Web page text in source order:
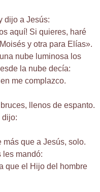
dijo a Jesús:
aquí! Si quieres, haré
y otra para Elías».
nube luminosa los
la nube decía:
me complazco.
llenos de espanto.
dijo:
que a Jesús, solo.
les mandó:
que el Hijo del hombre